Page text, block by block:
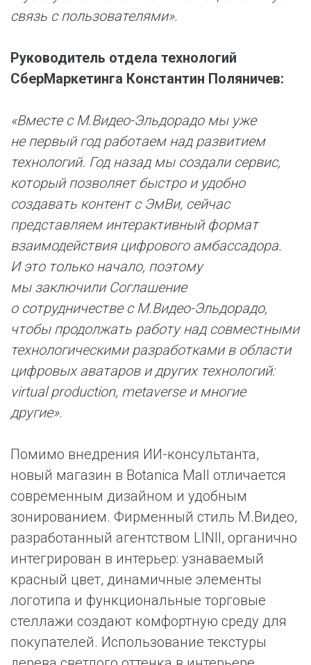
связь с пользователями».
Руководитель отдела технологий
СберМаркетинга Константин Поляничев:
«Вместе с М.Видео-Эльдорадо мы уже
не первый год работаем над развитием
технологий. Год назад мы создали сервис,
который позволяет быстро и удобно
создавать контент с ЭмВи, сейчас
представляем интерактивный формат
взаимодействия цифрового амбассадора.
И это только начало, поэтому
мы заключили Соглашение
о сотрудничестве с М.Видео-Эльдорадо,
чтобы продолжать работу над совместными
технологическими разработками в области
цифровых аватаров и других технологий:
virtual production, metaverse и многие
другие».
Помимо внедрения ИИ-консультанта,
новый магазин в Botanica Mall отличается
современным дизайном и удобным
зонированием. Фирменный стиль М.Видео,
разработанный агентством LINII, органично
интегрирован в интерьер: узнаваемый
красный цвет, динамичные элементы
логотипа и функциональные торговые
стеллажи создают комфортную среду для
покупателей. Использование текстуры